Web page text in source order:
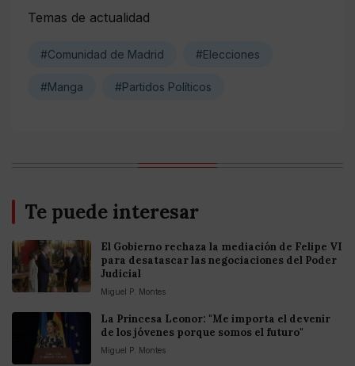
Temas de actualidad
#Comunidad de Madrid #Elecciones
#Manga #Partidos Políticos
Te puede interesar
El Gobierno rechaza la mediación de Felipe VI
para desatascar las negociaciones del Poder
Judicial
Miguel P. Montes
La Princesa Leonor: "Me importa el devenir
de los jóvenes porque somos el futuro"
Miguel P. Montes